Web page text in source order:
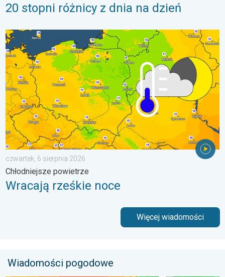
20 stopni różnicy z dnia na dzień
Wracają rześkie noce. Chłodniejsze powietrze. . . czwartek, 6
czwartek, 6 sierpnia 2026
Chłodniejsze powietrze
Wracają rześkie noce
Więcej wiadomości
Wiadomości pogodowe